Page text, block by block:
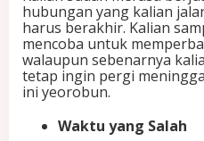
hubungan yang kalian
harus berakhir. Kalian
mencoba untuk
walaupun sebenarnya
tetap ingin pergi
ini yeorobun.
Waktu yang Salah